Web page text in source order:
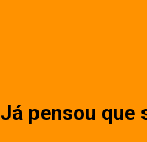
Já pensou que